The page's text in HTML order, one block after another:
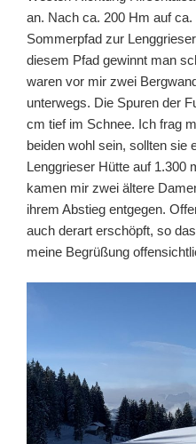
an. Nach ca. 200 Hm auf
Sommerpfad zur
diesem Pfad gewinnt man
waren vor mir zwei
unterwegs. Die Spuren der
cm tief im Schnee. Ich frag
beiden wohl sein, sollten sie
Lenggrieser Hütte auf 1.300
kamen mir zwei ältere
ihrem Abstieg entgegen.
auch derart erschöpft, so
meine Begrüßung